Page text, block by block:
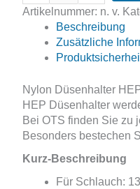
Düsenhalter
Clemco
Feingewinde
Menge
Artikelnummer: n. v.
Beschreibung
Zusätzliche
Nylon Düsenhalter
HEP Düsenhalter
Bei OTS finden Sie zu
Besonders bestechen
Kurz-Beschreibung
Für Schlauch: